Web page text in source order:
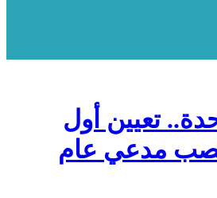
تعيين أول
مدعي عام